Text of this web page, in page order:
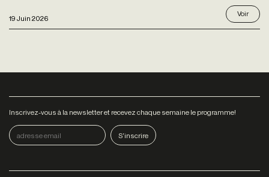
19 Juin 2026
Voir
Inscrivez-vous à la newsletter et recevez chaque semaine le programme!